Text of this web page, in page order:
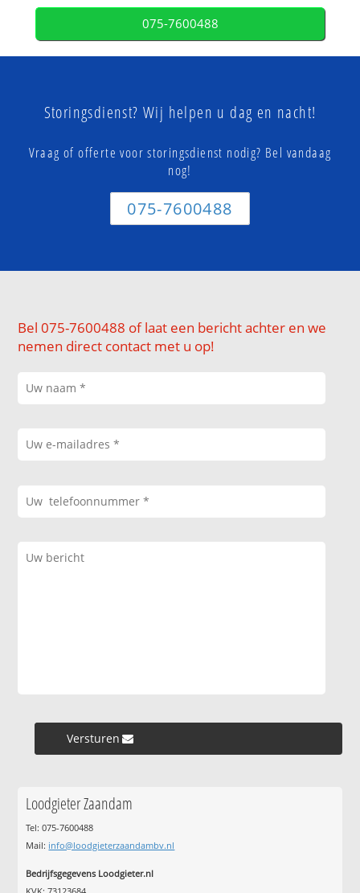
075-7600488
Storingsdienst? Wij helpen u dag en nacht!
Vraag of offerte voor storingsdienst nodig? Bel vandaag
nog!
075-7600488
Bel 075-7600488 of laat een bericht achter en we
nemen direct contact met u op!
Versturen »
Loodgieter Zaandam
Tel: 075-7600488
Mail: info@loodgieterzaandambv.nl
Bedrijfsgegevens Loodgieter.nl